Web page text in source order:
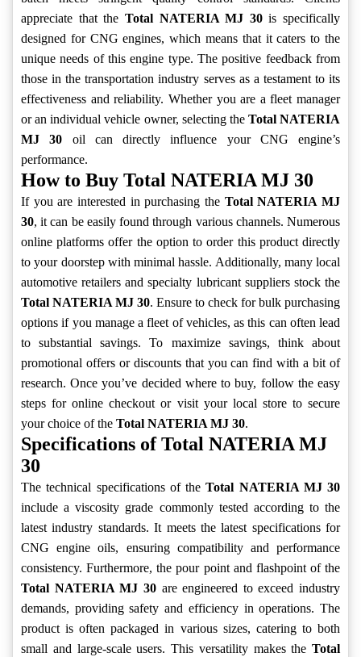
appreciate that the Total NATERIA MJ 30is specifically
designed for CNG engines, which means that it caters to the
unique needs of this engine type. The positive feedback from
those in the transportation industry serves as a testament to its
effectiveness and reliability. Whether you are a fleet manager
or an individual vehicle owner, selecting the Total NATERIA
MJ 30 oil can directly influence your CNG engine’s
performance.
How to Buy Total NATERIA MJ 30
If you are interested in purchasing the Total NATERIA MJ
30, it can be easily found through various channels. Numerous
online platforms offer the option to order this product directly
to your doorstep with minimal hassle. Additionally, many local
automotive retailers and specialty lubricant suppliers stock the
Total NATERIA MJ 30. Ensure to check for bulk purchasing
options if you manage a fleet of vehicles, as this can often lead
to substantial savings. To maximize savings, think about
promotional offers or discounts that you can find with a bit of
research. Once you’ve decided where to buy, follow the easy
steps for online checkout or visit your local store to secure
your choice of the Total NATERIA MJ 30.
Specifications of Total NATERIA MJ
30
The technical specifications of theTotal NATERIA MJ 30
include a viscosity grade commonly tested according to the
latest industry standards. It meets the latest specifications for
CNG engine oils, ensuring compatibility and performance
consistency. Furthermore, the pour point and flashpoint of the
Total NATERIA MJ 30are engineered to exceed industry
demands, providing safety and efficiency in operations. The
product is often packaged in various sizes, catering to both
small and large-scale users. This versatility makes the Total